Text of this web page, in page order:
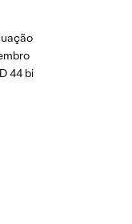
44 bi